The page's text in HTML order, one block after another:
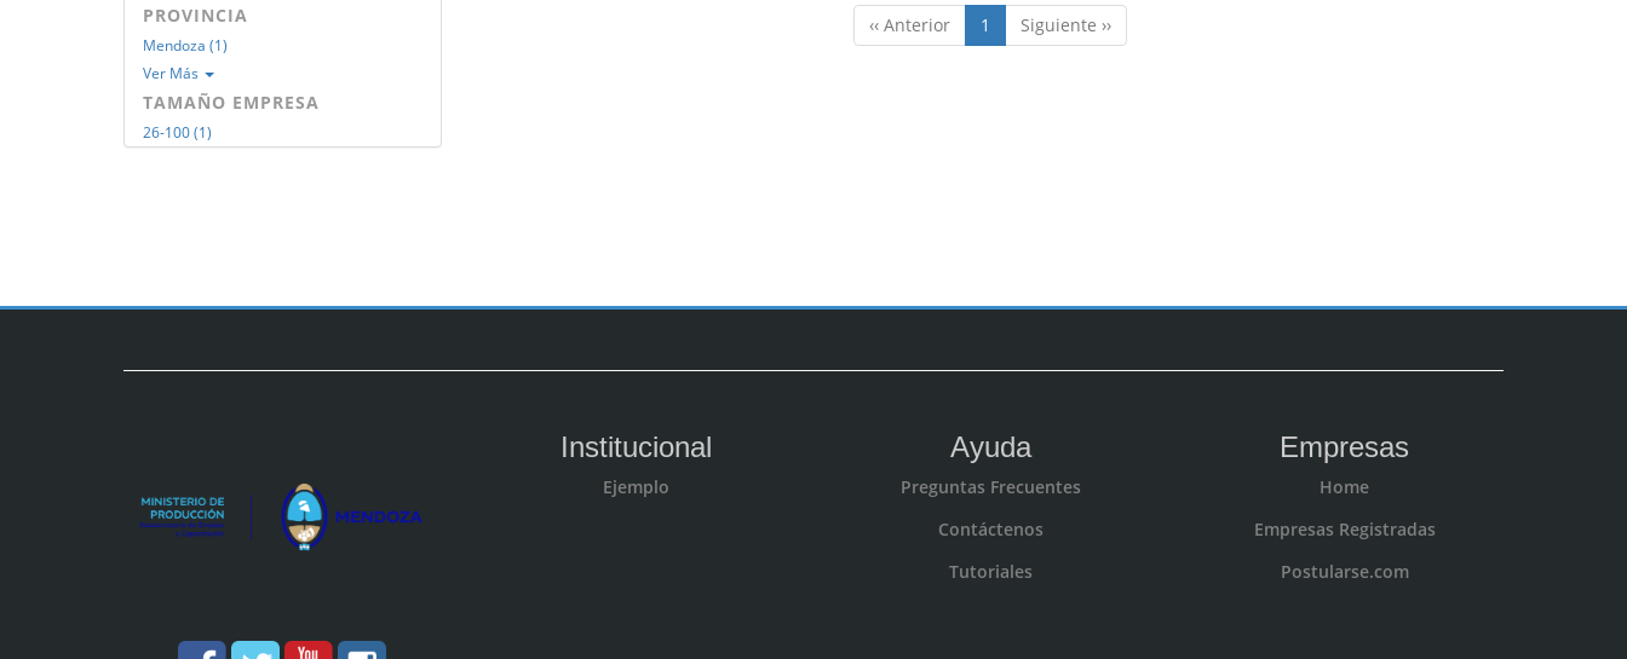
PROVINCIA
Mendoza (1)
Ver Más
TAMAÑO EMPRESA
26-100 (1)
‹‹ Anterior 1 Siguiente ››
Institucional
Ejemplo
Ayuda
Preguntas Frecuentes
Contáctenos
Tutoriales
Empresas
Home
Empresas Registradas
Postularse.com